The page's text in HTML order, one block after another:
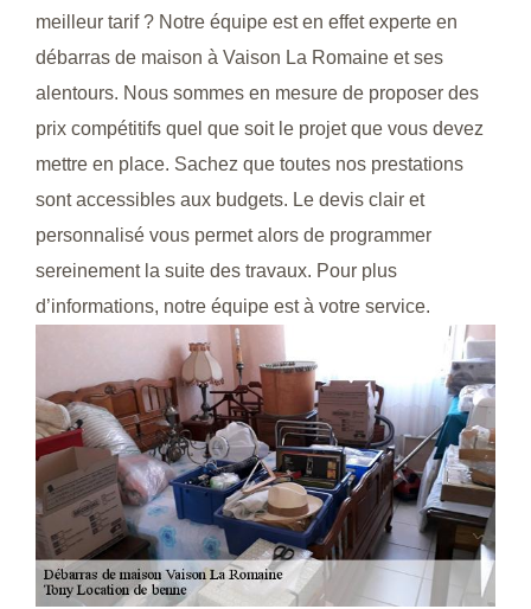
meilleur tarif ? Notre équipe est en effet experte en
débarras de maison à Vaison La Romaine et ses
alentours. Nous sommes en mesure de proposer des
prix compétitifs quel que soit le projet que vous devez
mettre en place. Sachez que toutes nos prestations
sont accessibles aux budgets. Le devis clair et
personnalisé vous permet alors de programmer
sereinement la suite des travaux. Pour plus
d’informations, notre équipe est à votre service.